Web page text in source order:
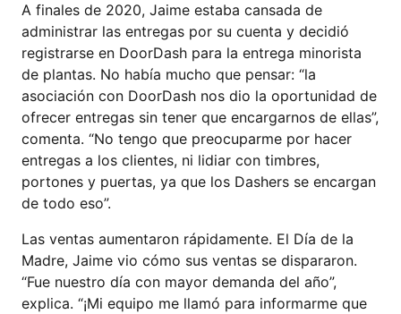
A finales de 2020, Jaime estaba cansada de
administrar las entregas por su cuenta y decidió
registrarse en DoorDash para la entrega minorista
de plantas. No había mucho que pensar: “la
asociación con DoorDash nos dio la oportunidad de
ofrecer entregas sin tener que encargarnos de ellas”,
comenta. “No tengo que preocuparme por hacer
entregas a los clientes, ni lidiar con timbres,
portones y puertas, ya que los Dashers se encargan
de todo eso”.
Las ventas aumentaron rápidamente. El Día de la
Madre, Jaime vio cómo sus ventas se dispararon.
“Fue nuestro día con mayor demanda del año”,
explica. “¡Mi equipo me llamó para informarme que